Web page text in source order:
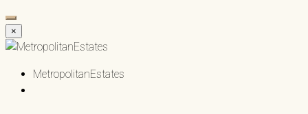
×
MetropolitanEstates